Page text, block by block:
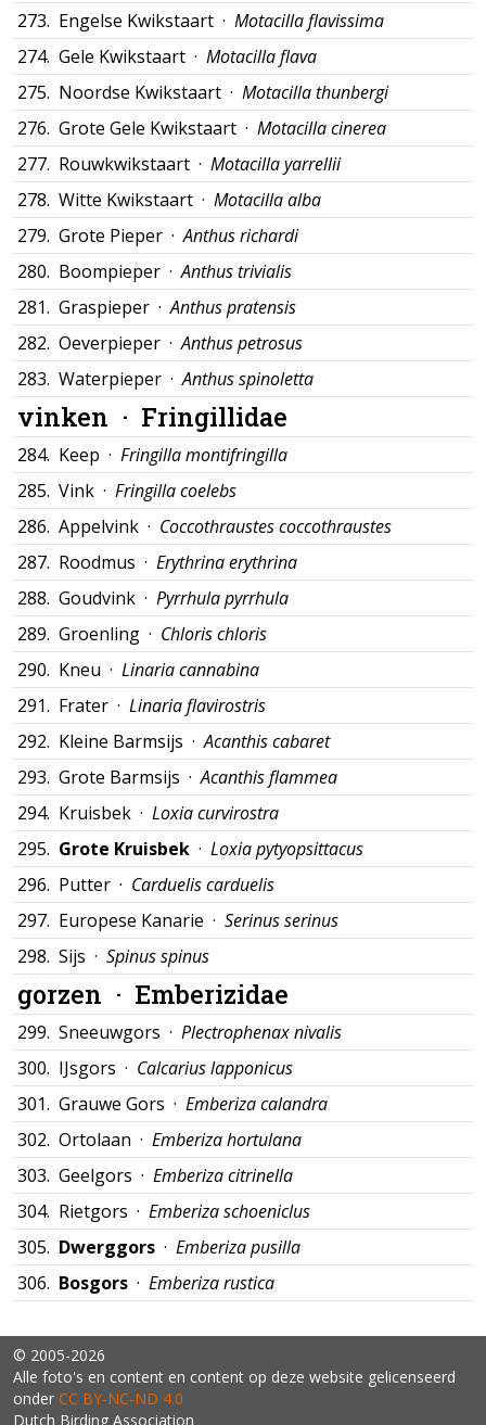
273. Engelse Kwikstaart · Motacilla flavissima
274. Gele Kwikstaart · Motacilla flava
275. Noordse Kwikstaart · Motacilla thunbergi
276. Grote Gele Kwikstaart · Motacilla cinerea
277. Rouwkwikstaart · Motacilla yarrellii
278. Witte Kwikstaart · Motacilla alba
279. Grote Pieper ·Anthus richardi
280. Boompieper ·Anthus trivialis
281. Graspieper ·Anthus pratensis
282. Oeverpieper ·Anthus petrosus
283. Waterpieper ·Anthus spinoletta
vinken · Fringillidae
284. Keep · Fringilla montifringilla
285. Vink · Fringilla coelebs
286. Appelvink · Coccothraustes coccothraustes
287. Roodmus · Erythrina erythrina
288. Goudvink · Pyrrhula pyrrhula
289. Groenling · Chloris chloris
290. Kneu · Linaria cannabina
291. Frater · Linaria flavirostris
292. Kleine Barmsijs ·Acanthis cabaret
293. Grote Barmsijs ·Acanthis flammea
294. Kruisbek · Loxia curvirostra
295. Grote Kruisbek · Loxia pytyopsittacus
296. Putter · Carduelis carduelis
297. Europese Kanarie · Serinus serinus
298. Sijs · Spinus spinus
gorzen · Emberizidae
299. Sneeuwgors · Plectrophenax nivalis
300. IJsgors · Calcarius lapponicus
301. Grauwe Gors · Emberiza calandra
302. Ortolaan · Emberiza hortulana
303. Geelgors · Emberiza citrinella
304. Rietgors · Emberiza schoeniclus
305. Dwerggors · Emberiza pusilla
306. Bosgors · Emberiza rustica
© 2005-2026
Alle foto's en content en content op deze website gelicenseerd
onder CC BY‑NC‑ND 4.0
Dutch Birding Association